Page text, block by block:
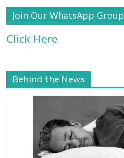
Join Our WhatsApp Group
Click Here
Behind the News